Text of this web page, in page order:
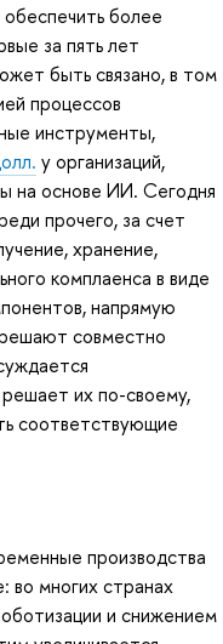
более
за пять лет
быть связано, в том
процессов
инструменты,
у организаций,
на основе ИИ. Сегодня
прочего, за счет
хранение,
комплаенса в виде
напрямую
совместно
их по-своему,
соответствующие
производства
во многих странах
и снижением